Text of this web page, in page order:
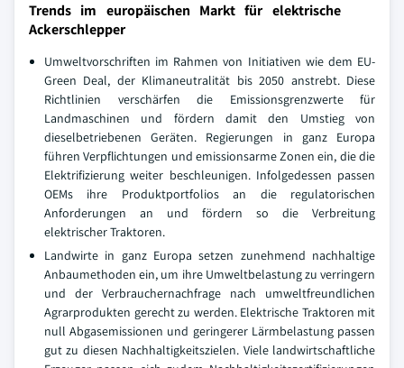
Trends im europäischen Markt für elektrische
Ackerschlepper
Umweltvorschriften im Rahmen von Initiativen wie dem EU-
Green Deal, der Klimaneutralität bis 2050 anstrebt. Diese
Richtlinien verschärfen die Emissionsgrenzwerte für
Landmaschinen und fördern damit den Umstieg von
dieselbetriebenen Geräten. Regierungen in ganz Europa
führen Verpflichtungen und emissionsarme Zonen ein, die die
Elektrifizierung weiter beschleunigen. Infolgedessen passen
OEMs ihre Produktportfolios an die regulatorischen
Anforderungen an und fördern so die Verbreitung
elektrischer Traktoren.
Landwirte in ganz Europa setzen zunehmend nachhaltige
Anbaumethoden ein, um ihre Umweltbelastung zu verringern
und der Verbrauchernachfrage nach umweltfreundlichen
Agrarprodukten gerecht zu werden. Elektrische Traktoren mit
null Abgasemissionen und geringerer Lärmbelastung passen
gut zu diesen Nachhaltigkeitszielen. Viele landwirtschaftliche